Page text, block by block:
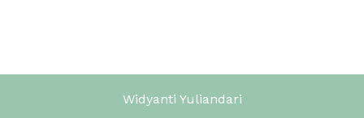
Widyanti Yuliandari